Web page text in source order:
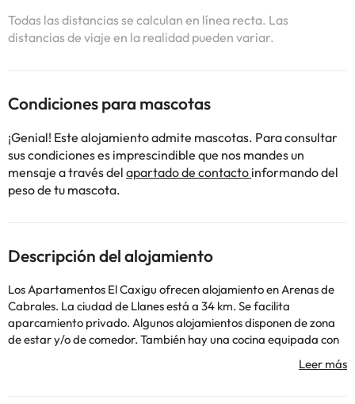
Todas las distancias se calculan en línea recta. Las
distancias de viaje en la realidad pueden variar.
Condiciones para mascotas
¡Genial! Este alojamiento admite mascotas. Para consultar
sus condiciones es imprescindible que nos mandes un
mensaje a través del apartado de contacto informando del
peso de tu mascota.
Descripción del alojamiento
Los Apartamentos El Caxigu ofrecen alojamiento en Arenas de
Cabrales. La ciudad de Llanes está a 34 km. Se facilita
aparcamiento privado. Algunos alojamientos disponen de zona
de estar y/o de comedor. También hay una cocina equipada con
microondas y cafetera y un baño privado con bañera. Se
proporcionan toallas y ropa de cama. Los Apartamentos El